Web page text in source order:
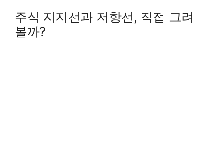
주식 지지선과 저항선, 직접 그려
볼까?